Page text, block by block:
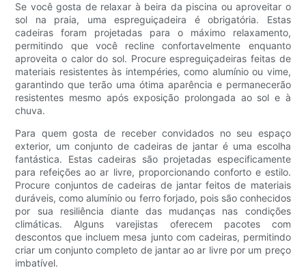
Se você gosta de relaxar à beira da piscina ou aproveitar o
sol na praia, uma espreguiçadeira é obrigatória. Estas
cadeiras foram projetadas para o máximo relaxamento,
permitindo que você recline confortavelmente enquanto
aproveita o calor do sol. Procure espreguiçadeiras feitas de
materiais resistentes às intempéries, como alumínio ou vime,
garantindo que terão uma ótima aparência e permanecerão
resistentes mesmo após exposição prolongada ao sol e à
chuva.
Para quem gosta de receber convidados no seu espaço
exterior, um conjunto de cadeiras de jantar é uma escolha
fantástica. Estas cadeiras são projetadas especificamente
para refeições ao ar livre, proporcionando conforto e estilo.
Procure conjuntos de cadeiras de jantar feitos de materiais
duráveis, como alumínio ou ferro forjado, pois são conhecidos
por sua resiliência diante das mudanças nas condições
climáticas. Alguns varejistas oferecem pacotes com
descontos que incluem mesa junto com cadeiras, permitindo
criar um conjunto completo de jantar ao ar livre por um preço
imbatível.